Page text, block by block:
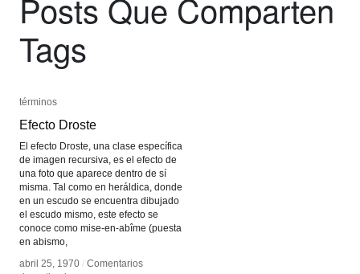
Posts Que Comparten
Tags
términos
Efecto Droste
El efecto Droste, una clase específica
de imagen recursiva, es el efecto de
una foto que aparece dentro de sí
misma. Tal como en heráldica, donde
en un escudo se encuentra dibujado
el escudo mismo, este efecto se
conoce como mise-en-abîme (puesta
en abismo,
abril 25, 1970 / Comentarios
términos
Efecto Droste
abril 25, 1970 / Comentarios